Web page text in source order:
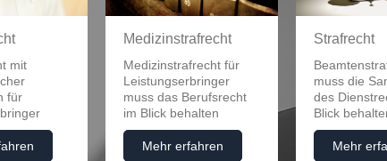
mit
für
Medizinstrafrecht
Medizinstrafrecht für
Leistungserbringer
muss das Berufsrecht
im Blick behalten
Mehr erfahren
Strafrecht
muss die
des
Blick
Mehr